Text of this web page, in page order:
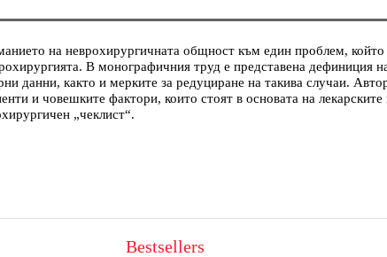
на неврохирургичната общност към един проблем,
В монографичния труд е представена дефиниция
данни, както и мерките за редуциране на такива случаи.
и човешките фактори, които стоят в основата на
„чеклист“.
Bestsellers